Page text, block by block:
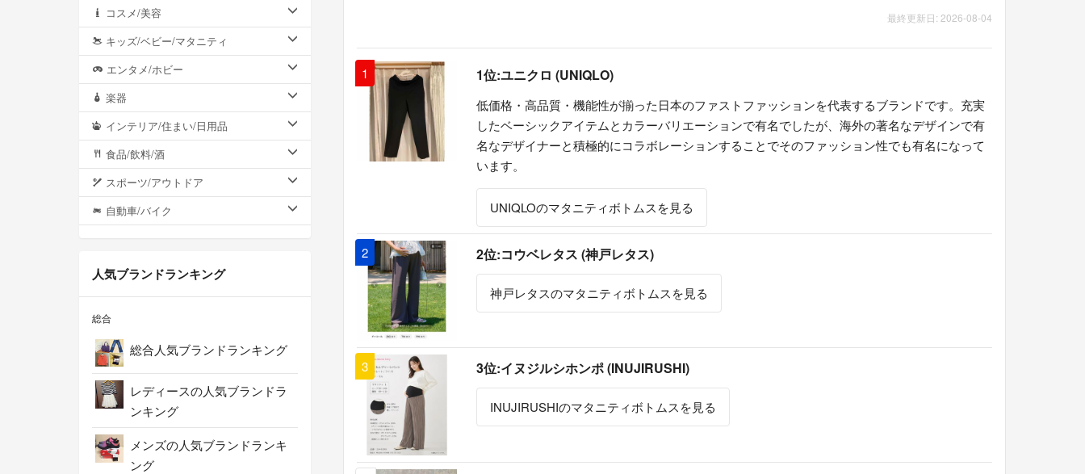
最終更新日: 2026-08-04
1 1位:ユニクロ (UNIQLO)
低価格・高品質・機能性が揃った日本のファストファッションを代表するブランドです。充実
したベーシックアイテムとカラーバリエーションで有名でしたが、海外の著名なデザインで有
名なデザイナーと積極的にコラボレーションすることでそのファッション性でも有名になって
います。
UNIQLOのマタニティボトムスを見る
2 2位:コウベレタス (神戸レタス)
神戸レタスのマタニティボトムスを見る
3 3位:イヌジルシホンポ (INUJIRUSHI)
INUJIRUSHIのマタニティボトムスを見る
コスメ/美容
キッズ/ベビー/マタニティ
エンタメ/ホビー
楽器
インテリア/住まい/日用品
食品/飲料/酒
スポーツ/アウトドア
自動車/バイク
人気ブランドランキング
総合
総合人気ブランドランキング
レディースの人気ブランドラ
ンキング
メンズの人気ブランドランキ
ング